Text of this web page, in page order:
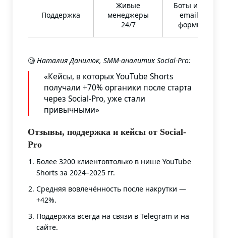
Поддержка
Живые
менеджеры
24/7
Боты или
email-
формы
🧐 Наталия Данилюк, SMM-аналитик Social-Pro:
«Кейсы, в которых YouTube Shorts
получали +70% органики после старта
через Social-Pro, уже стали
привычными»
Отзывы, поддержка и кейсы от Social-
Pro
Более 3200 клиентовтолько в нише YouTube
Shorts за 2024–2025 гг.
Средняя вовлечённость после накрутки —
+42%.
Поддержка всегда на связи в Telegram и на
сайте.